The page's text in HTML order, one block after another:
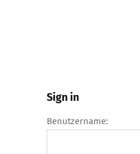
Sign in
Benutzername: